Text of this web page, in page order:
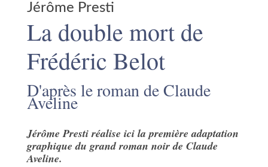
Jérôme Presti
La double mort de
Frédéric Belot
D'après le roman de Claude
Aveline
Jérôme Presti réalise ici la première adaptation
graphique du grand roman noir de Claude
Aveline.